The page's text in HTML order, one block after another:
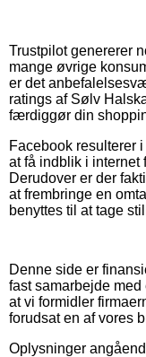
Trustpilot genererer
mange øvrige
er det
ratings af Sølv
færdiggør din
Facebook resulterer
at få indblik i internet
Derudover er der
at frembringe en
benyttes til at tage
Denne side er
fast samarbejde
at vi formidler
forudsat en af vores
Oplysninger